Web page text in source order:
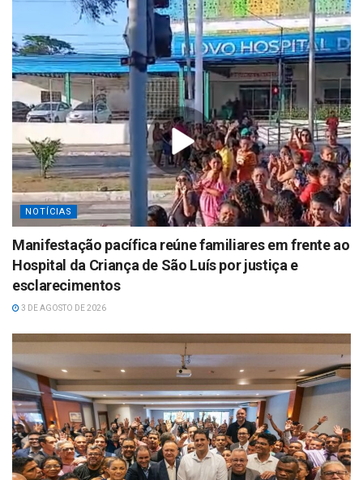
NOTÍCIAS
Manifestação pacífica reúne familiares em frente ao
Hospital da Criança de São Luís por justiça e
esclarecimentos
3 DE AGOSTO DE 2026